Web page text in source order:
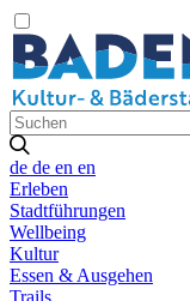
de de en en
Erleben
Stadtführungen
Wellbeing
Kultur
Essen & Ausgehen
Trails